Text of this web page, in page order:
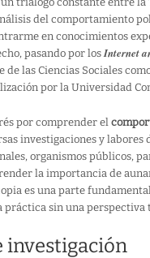
del comportamiento
en conocimientos
pasando por losInternet
las Ciencias Sociales
por la Universidad
por comprender el
investigaciones y
organismos públicos,
la importancia de
es una parte
práctica sin una perspectiva
investigación